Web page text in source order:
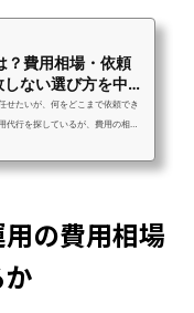
？費用相場・依頼
ない選び方を中小
せたいが、何をどこまで依頼でき
行を探しているが、費用の相場
そ失敗したくない」ウェブ担さん
いのが現状です。この記事では、
きる業務の範囲・費用相場・失敗
の費用相場